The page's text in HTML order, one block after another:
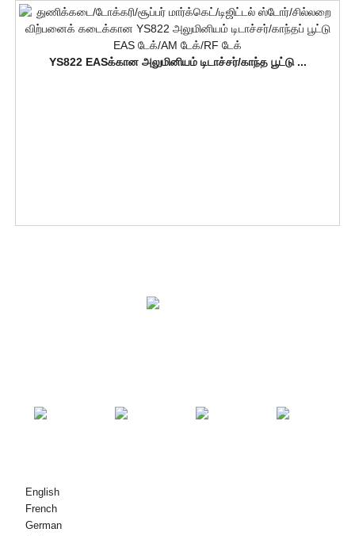
YS822 EASக்கான அலுமினியம் டிடாச்சர்/காந்த பூட்டு ...
English
French
German